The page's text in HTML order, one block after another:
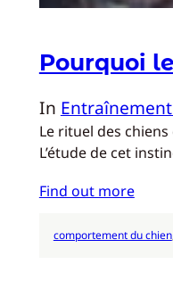
Pourquoi
In
Le rituel des
L’étude de cet
Find out more
comportement du chien,